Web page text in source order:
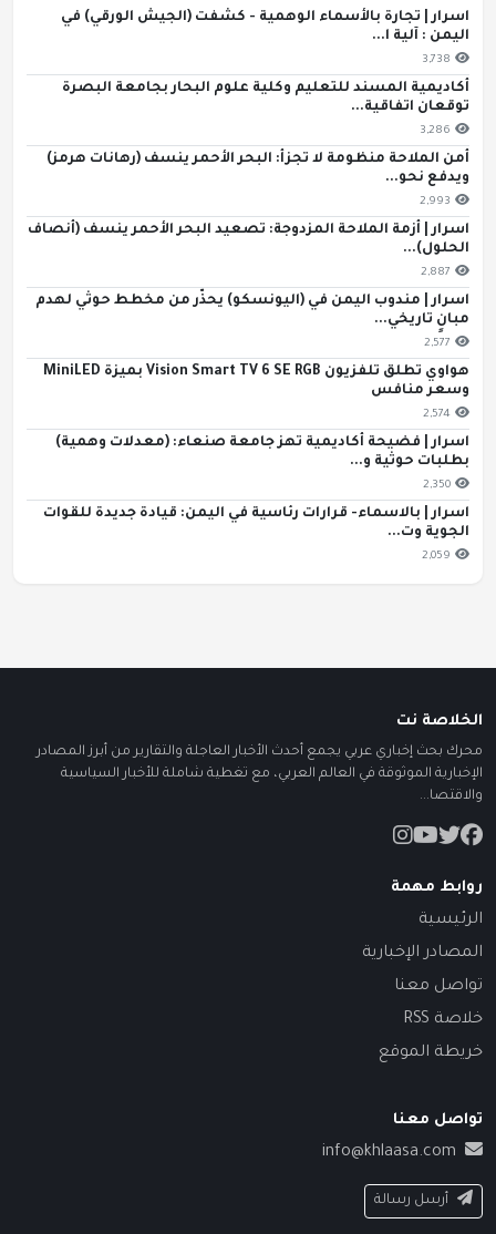
اسرار | تجارة بالأسماء الوهمية - كشفت (الجيش الورقي) في
اليمن : آلية ا...
3,738
أكاديمية المسند للتعليم وكلية علوم البحار بجامعة البصرة
توقعان اتفاقية...
3,286
أمن الملاحة منظومة لا تجزأ: البحر الأحمر ينسف (رهانات هرمز)
ويدفع نحو...
2,993
اسرار | أزمة الملاحة المزدوجة: تصعيد البحر الأحمر ينسف (أنصاف
الحلول)...
2,887
اسرار | مندوب اليمن في (اليونسكو) يحذّر من مخطط حوثي لهدم
مبانٍ تاريخي...
2,577
هواوي تطلق تلفزيون Vision Smart TV 6 SE RGB بميزة MiniLED
وسعر منافس
2,574
اسرار | فضيحة أكاديمية تهز جامعة صنعاء: (معدلات وهمية)
بطلبات حوثية و...
2,350
اسرار | بالاسماء- قرارات رئاسية في اليمن: قيادة جديدة للقوات
الجوية وت...
2,059
الخلاصة نت
محرك بحث إخباري عربي يجمع أحدث الأخبار العاجلة والتقارير من أبرز المصادر
الإخبارية الموثوقة في العالم العربي، مع تغطية شاملة للأخبار السياسية
والاقتصا...
روابط مهمة
الرئيسية
المصادر الإخبارية
تواصل معنا
خلاصة RSS
خريطة الموقع
تواصل معنا
info@khlaasa.com
أرسل رسالة